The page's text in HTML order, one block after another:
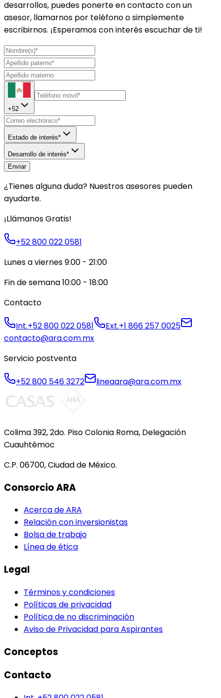
desarrollos, puedes ponerte en contacto con un
asesor, llamarnos por teléfono o simplemente
escribirnos. ¡Esperamos con interés escuchar de ti!
+52
Estado de interés*
Desarrollo de interés*
Enviar
¿Tienes alguna duda? Nuestros asesores pueden
ayudarte.
¡Llámanos Gratis!
+52 800 022 0581
Lunes a viernes 9:00 - 21:00
Fin de semana 10:00 - 18:00
Contacto
Int.+52 800 022 0581 Ext.+1 866 257 0025
contacto@ara.com.mx
Servicio postventa
+52 800 546 3272 lineaara@ara.com.mx
Colima 392, 2do. Piso Colonia Roma, Delegación
Cuauhtémoc
C.P. 06700, Ciudad de México.
Consorcio ARA
Acerca de ARA
Relación con inversionistas
Bolsa de trabajo
Línea de ética
Legal
Términos y condiciones
Políticas de privacidad
Política de no discriminación
Aviso de Privacidad para Aspirantes
Conceptos
Contacto